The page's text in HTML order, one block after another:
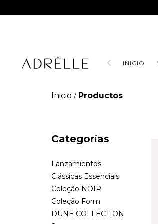
INICIO
Inicio / Productos
Categorías
Lanzamientos
Clássicas Essenciais
Coleção NOIR
Coleção Form
DUNE COLLECTION